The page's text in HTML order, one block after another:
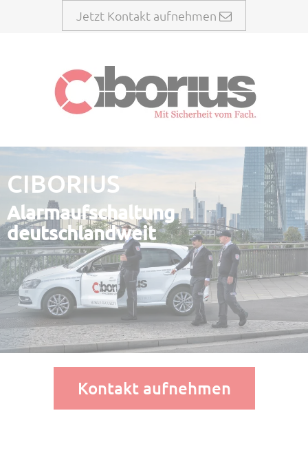
Jetzt Kontakt aufnehmen
CIBORIUS
Alarmaufschaltung
deutschlandweit
Kontakt aufnehmen